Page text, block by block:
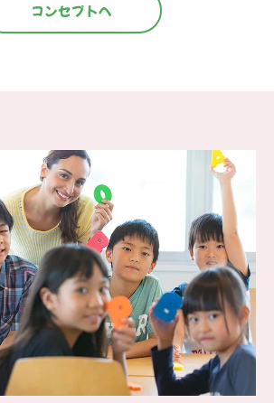
コンセプトへ